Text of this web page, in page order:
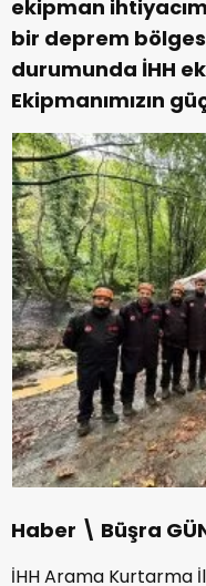
ekipman
bir deprem
durumunda İHH
Ekipmanımızın
Haber \ Büşra
İHH Arama Kurtarma